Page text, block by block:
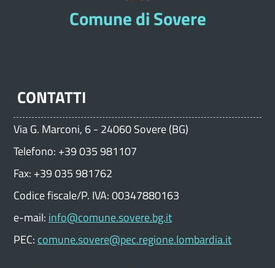
Comune di Sovere
CONTATTI
Via G. Marconi, 6 - 24060 Sovere (BG)
Telefono: +39 035 981107
Fax: +39 035 981762
Codice fiscale/P. IVA: 00347880163
e-mail: info@comune.sovere.bg.it
PEC: comune.sovere@pec.regione.lombardia.it